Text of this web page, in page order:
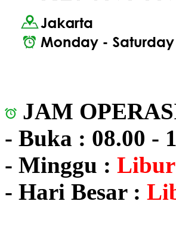
JAM
- Buka : 08.00 -
- Minggu :
- Hari Besar :